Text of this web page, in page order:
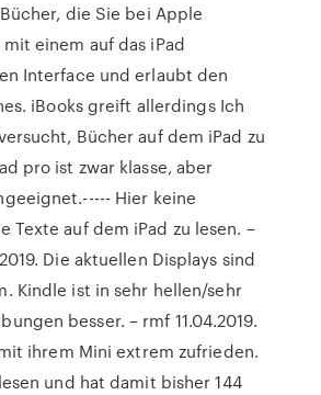
die Sie bei Apple
einem auf das iPad
Interface und erlaubt den
iBooks greift allerdings Ich
Bücher auf dem iPad zu
pro ist zwar klasse, aber
Hier keine
Texte auf dem iPad zu lesen. –
Die aktuellen Displays sind
Kindle ist in sehr hellen/sehr
besser. – rmf 11.04.2019.
ihrem Mini extrem zufrieden.
und hat damit bisher 144